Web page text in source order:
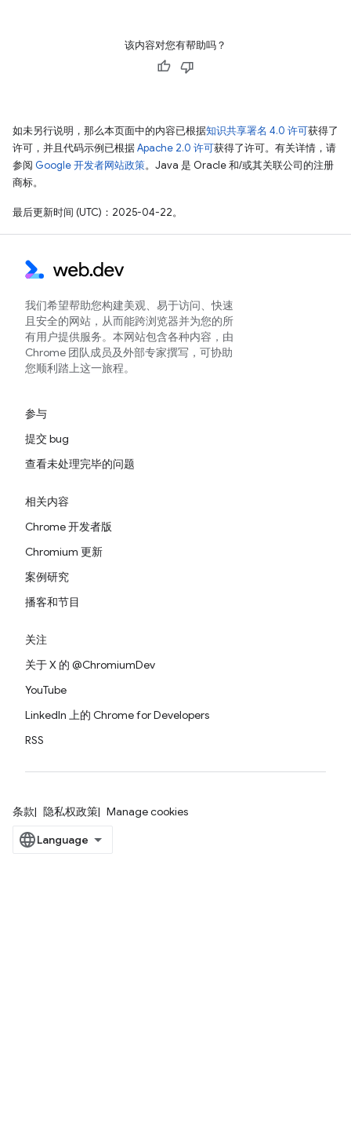
该内容对您有帮助吗？
如未另行说明，那么本页面中的内容已根据知识共享署名 4.0 许可获得了
许可，并且代码示例已根据Apache 2.0 许可获得了许可。有关详情，请
参阅 Google 开发者网站政策。Java 是 Oracle 和/或其关联公司的注册
商标。
最后更新时间 (UTC)：2025-04-22。
我们希望帮助您构建美观、易于访问、快速
且安全的网站，从而能跨浏览器并为您的所
有用户提供服务。本网站包含各种内容，由
Chrome 团队成员及外部专家撰写，可协助
您顺利踏上这一旅程。
参与
提交 bug
查看未处理完毕的问题
相关内容
Chrome 开发者版
Chromium 更新
案例研究
播客和节目
关注
关于 X 的 @ChromiumDev
YouTube
LinkedIn 上的 Chrome for Developers
RSS
条款 隐私权政策 Manage cookies